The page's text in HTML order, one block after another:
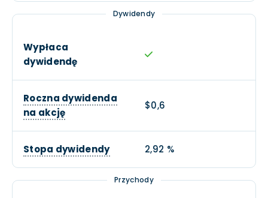
Dywidendy
Wypłaca
dywidendę
Roczna dywidenda
na akcję
$0,6
Stopa dywidendy 2,92 %
Przychody